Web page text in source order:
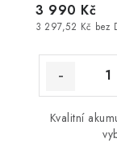
3 297,52 Kč bez
3 990 Kč
Kvalitní